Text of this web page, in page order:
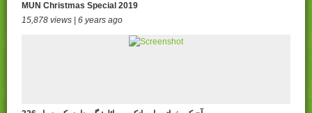
MUN Christmas Special 2019
15,878 views | 6 years ago